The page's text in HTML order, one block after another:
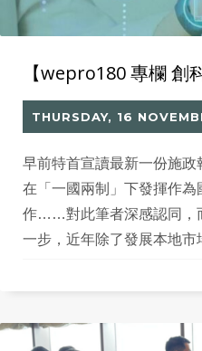
【wepro180 專欄 創
THURSDAY, 16
早前特首宣讀最新一份施
在「一國兩制」下發揮作
作……對此筆者深感認同，
一步，近年除了發展本地